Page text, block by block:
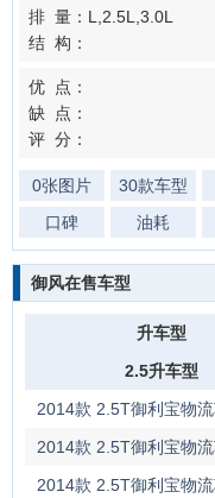
排 量：L,2.5L,3.0L
结 构：
优 点：
缺 点：
评 分：
0张图片 30款车型
口碑
油耗
御风在售车型
升车型
2.5升车型
2014款 2.5T御利宝物
配短轴中顶ZD25
2014款 2.5T御利宝物
配短轴中顶ZD25
2014款 2.5T御利宝物